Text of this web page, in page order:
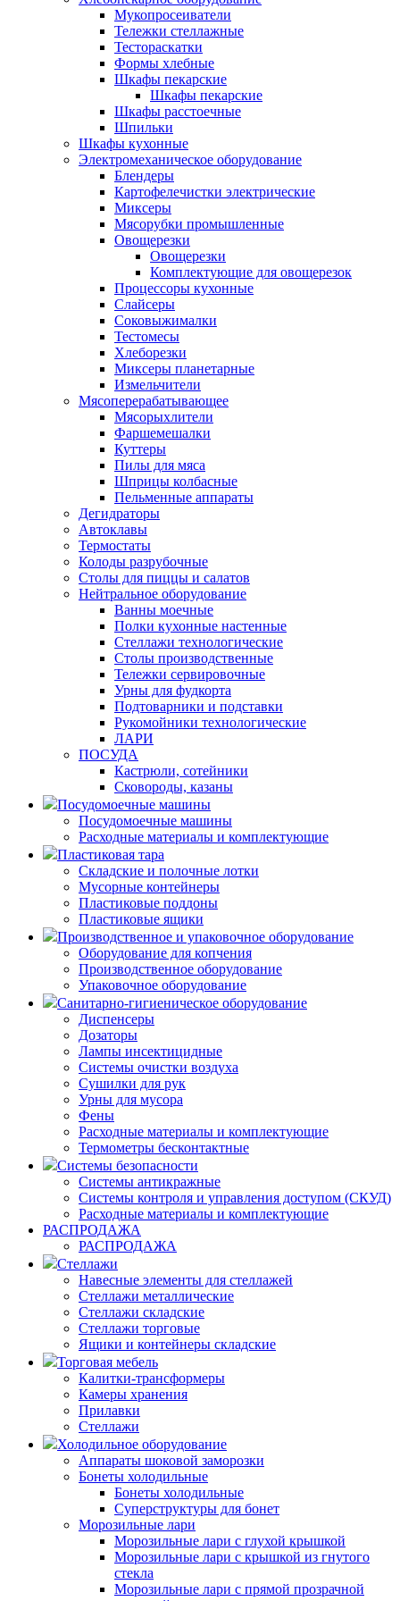
Мукопросеиватели
Тележки стеллажные
Тестораскатки
Формы хлебные
Шкафы пекарские
Шкафы пекарские
Шкафы расстоечные
Шпильки
Шкафы кухонные
Электромеханическое оборудование
Блендеры
Картофелечистки электрические
Миксеры
Мясорубки промышленные
Овощерезки
Овощерезки
Комплектующие для овощерезок
Процессоры кухонные
Слайсеры
Соковыжималки
Тестомесы
Хлеборезки
Миксеры планетарные
Измельчители
Мясоперерабатывающее
Мясорыхлители
Фаршемешалки
Куттеры
Пилы для мяса
Шприцы колбасные
Пельменные аппараты
Дегидраторы
Автоклавы
Термостаты
Колоды разрубочные
Столы для пиццы и салатов
Нейтральное оборудование
Ванны моечные
Полки кухонные настенные
Стеллажи технологические
Столы производственные
Тележки сервировочные
Урны для фудкорта
Подтоварники и подставки
Рукомойники технологические
ЛАРИ
ПОСУДА
Кастрюли, сотейники
Сковороды, казаны
Посудомоечные машины
Посудомоечные машины
Расходные материалы и комплектующие
Пластиковая тара
Складские и полочные лотки
Мусорные контейнеры
Пластиковые поддоны
Пластиковые ящики
Производственное и упаковочное оборудование
Оборудование для копчения
Производственное оборудование
Упаковочное оборудование
Санитарно-гигиеническое оборудование
Диспенсеры
Дозаторы
Лампы инсектицидные
Системы очистки воздуха
Сушилки для рук
Урны для мусора
Фены
Расходные материалы и комплектующие
Термометры бесконтактные
Системы безопасности
Системы антикражные
Системы контроля и управления доступом (СКУД)
Расходные материалы и комплектующие
РАСПРОДАЖА
РАСПРОДАЖА
Стеллажи
Навесные элементы для стеллажей
Стеллажи металлические
Стеллажи складские
Стеллажи торговые
Ящики и контейнеры складские
Торговая мебель
Калитки-трансформеры
Камеры хранения
Прилавки
Стеллажи
Холодильное оборудование
Аппараты шоковой заморозки
Бонеты холодильные
Бонеты холодильные
Суперструктуры для бонет
Морозильные лари
Морозильные лари с глухой крышкой
Морозильные лари с крышкой из гнутого
стекла
Морозильные лари с прямой прозрачной